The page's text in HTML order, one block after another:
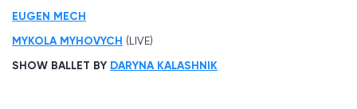
EUGEN MECH
MYKOLA MYHOVYCH (LIVE)
SHOW BALLET BY DARYNA KALASHNIK